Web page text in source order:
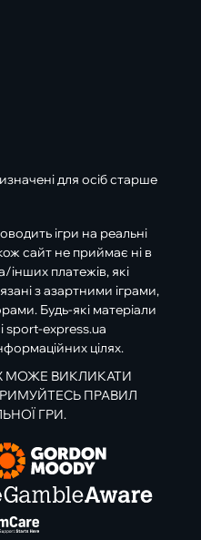
для осіб старше
ігри на реальні
сайт не приймає ні в
інших платежів, які
з азартними іграми,
Будь-які матеріали
sport-express.ua
цілях.
МОЖЕ ВИКЛИКАТИ
ПРАВИЛ
ГРИ.